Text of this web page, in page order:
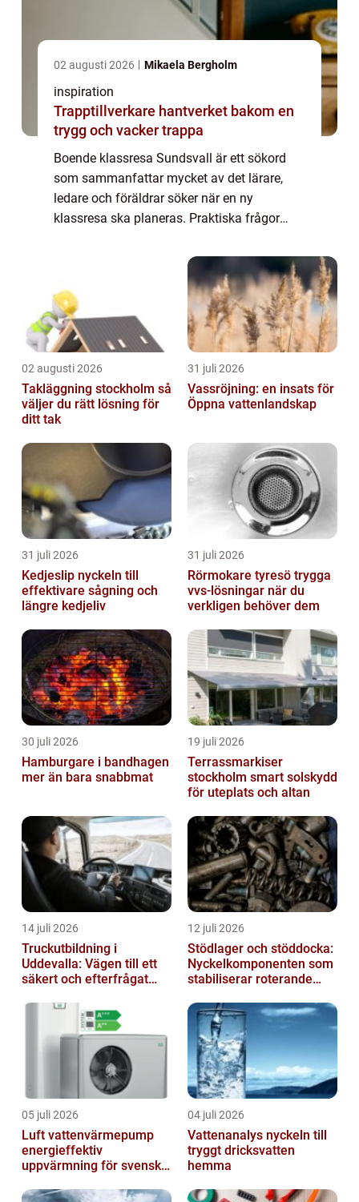
02 augusti 2026 Mikaela Bergholm
inspiration
Trapptillverkare hantverket bakom en
trygg och vacker trappa
Boende klassresa Sundsvall är ett sökord
som sammanfattar mycket av det lärare,
ledare och föräldrar söker när en ny
klassresa ska planeras. Praktiska frågor
02 augusti 2026
Takläggning stockholm så
väljer du rätt lösning för
ditt tak
31 juli 2026
Vassröjning: en insats för
Öppna vattenlandskap
31 juli 2026
Kedjeslip nyckeln till
effektivare sågning och
längre kedjeliv
31 juli 2026
Rörmokare tyresö trygga
vvs-lösningar när du
verkligen behöver dem
30 juli 2026
Hamburgare i bandhagen
mer än bara snabbmat
19 juli 2026
Terrassmarkiser
stockholm smart solskydd
för uteplats och altan
14 juli 2026
Truckutbildning i
Uddevalla: Vägen till ett
säkert och efterfrågat
12 juli 2026
Stödlager och stöddocka:
Nyckelkomponenten som
stabiliserar roterande
05 juli 2026
Luft vattenvärmepump
energieffektiv
uppvärmning för svenska
04 juli 2026
Vattenanalys nyckeln till
tryggt dricksvatten
hemma